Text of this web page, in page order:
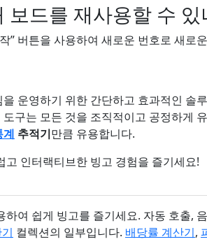
보드를 재사용할 수 있
” 버튼을 사용하여 새로운 번호로 새로
운영하기 위한 간단하고 효과적인 솔
구는 모든 것을 조직적이고 공정하게
계 추적기만큼 유용합니다.
고 인터랙티브한 빙고 경험을 즐기세요!
여 쉽게 빙고를 즐기세요. 자동 호출,
컬렉션의 일부입니다. 배당률 계산기,